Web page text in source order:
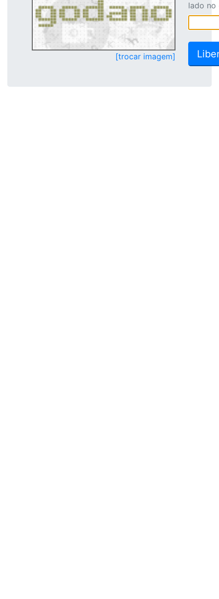
[trocar imagem]
lado no